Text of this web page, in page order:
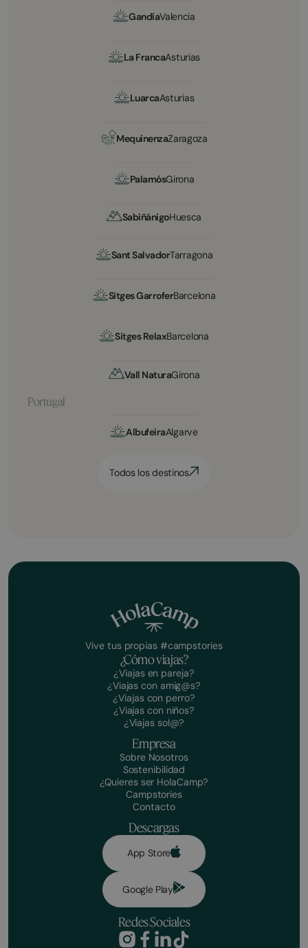
GandíaValencia
La FrancaAsturias
LuarcaAsturias
MequinenzaZaragoza
PalamósGirona
SabiñánigoHuesca
Sant SalvadorTarragona
Sitges GarroferBarcelona
Sitges RelaxBarcelona
Vall NaturaGirona
Portugal
AlbufeiraAlgarve
Todos los destinos
Vive tus propias #campstories
¿Cómo viajas?
¿Viajas en pareja?
¿Viajas con amig@s?
¿Viajas con perro?
¿Viajas con niños?
¿Viajas sol@?
Empresa
Sobre Nosotros
Sostenibilidad
¿Quieres ser HolaCamp?
Campstories
Contacto
Descargas
App Store
Google Play
Redes Sociales